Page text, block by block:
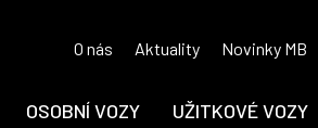
O nás Aktuality Novinky MB
OSOBNÍ VOZY UŽITKOVÉ VOZY